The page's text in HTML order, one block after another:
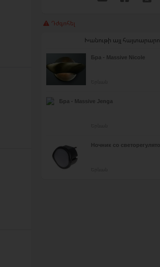
Դժգոհել
Խանութի այլ
Бра - Massive Nicole
Бра - Massive Jenga
Ночник со